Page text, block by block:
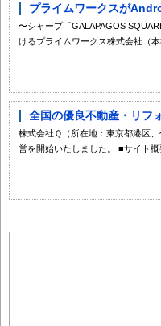
プライムワークスが
〜シャープ「GALAPAGOS
けるプライムワークス株式会社（
全国の優良不動産・リフ
株式会社Ｑ（所在地：東京都港区
営を開始いたしました。 ■サイト